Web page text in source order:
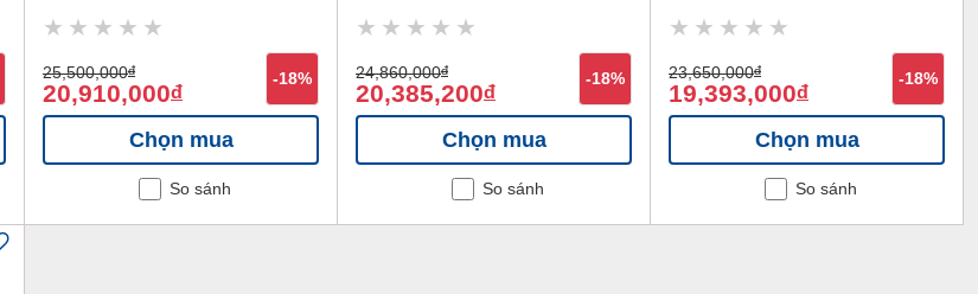
25,500,000đ
20,910,000đ
-18%
Chọn mua
So sánh
24,860,000đ
20,385,200đ
-18%
Chọn mua
So sánh
23,650,000đ
19,393,000đ
-18%
Chọn mua
So sánh